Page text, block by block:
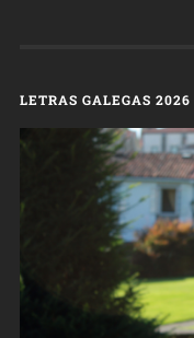
LETRAS GALEGAS